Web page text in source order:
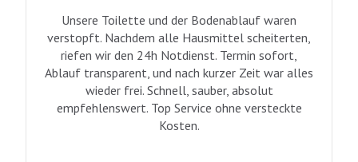
Unsere Toilette und der Bodenablauf waren
verstopft. Nachdem alle Hausmittel scheiterten,
riefen wir den 24h Notdienst. Termin sofort,
Ablauf transparent, und nach kurzer Zeit war alles
wieder frei. Schnell, sauber, absolut
empfehlenswert. Top Service ohne versteckte
Kosten.